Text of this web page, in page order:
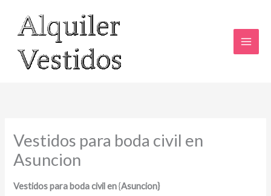
contenido
Vestidos para boda civil en
Asuncion
Vestidos para boda civil en{Asuncion}